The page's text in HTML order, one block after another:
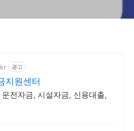
광고
지원센터
전자금, 시설자금, 신용대출,